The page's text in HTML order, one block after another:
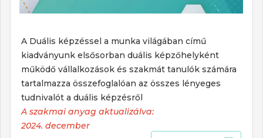
A Duális képzéssel a munka világában című
kiadványunk elsősorban duális képzőhelyként
működő vállalkozások és szakmát tanulók számára
tartalmazza összefoglalóan az összes lényeges
tudnivalót a duális képzésről
A szakmai anyag aktualizálva:
2024. december